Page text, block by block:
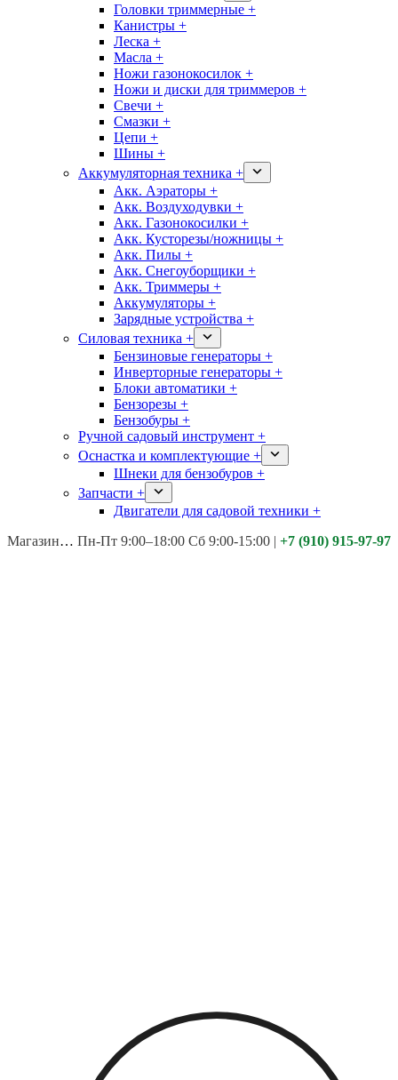
Головки триммерные +
Канистры +
Леска +
Масла +
Ножи газонокосилок +
Ножи и диски для триммеров +
Свечи +
Смазки +
Цепи +
Шины +
Аккумуляторная техника +
Акк. Аэраторы +
Акк. Воздуходувки +
Акк. Газонокосилки +
Акк. Кусторезы/ножницы +
Акк. Пилы +
Акк. Снегоуборщики +
Акк. Триммеры +
Аккумуляторы +
Зарядные устройства +
Силовая техника +
Бензиновые генераторы +
Инверторные генераторы +
Блоки автоматики +
Бензорезы +
Бензобуры +
Ручной садовый инструмент +
Оснастка и комплектующие +
Шнеки для бензобуров +
Запчасти +
Двигатели для садовой техники +
Магазины: Калуга ул. Московская д.113
Пн-Пт 9:00–18:00 Сб 9:00-15:00 | +7 (910) 915-97-97